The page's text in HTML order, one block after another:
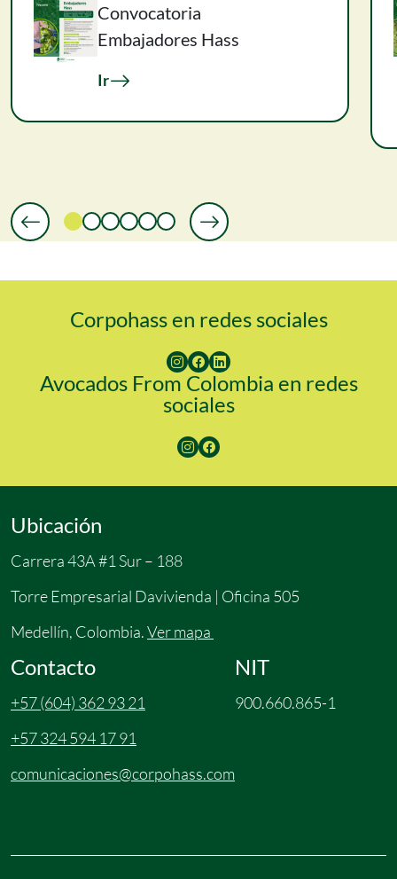
Convocatoria
Embajadores Hass
Ir
Corpohass en redes sociales
Avocados From Colombia en redes
sociales
Ubicación
Carrera 43A #1 Sur – 188
Torre Empresarial Davivienda | Oficina 505
Medellín, Colombia.Ver mapa
Contacto
+57 (604) 362 93 21
+57 324 594 17 91
comunicaciones@corpohass.com
NIT
900.660.865-1